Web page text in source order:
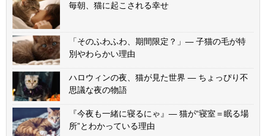
毎朝、猫に起こされる幸せ
「そのふわふわ、期間限定？」— 子猫の毛が特
別やわらかい理由
ハロウィンの夜、猫が見た世界 — ちょっぴり不
思議な夜の物語
『今夜も一緒に寝るにゃ』— 猫が“寝室＝眠る場
所”とわかっている理由